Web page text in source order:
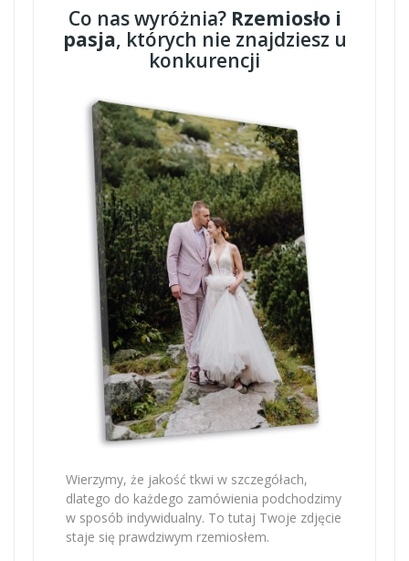
Co nas wyróżnia? Rzemiosło i
pasja, których nie znajdziesz u
konkurencji
Wierzymy, że jakość tkwi w szczegółach,
dlatego do każdego zamówienia podchodzimy
w sposób indywidualny. To tutaj Twoje zdjęcie
staje się prawdziwym rzemiosłem.